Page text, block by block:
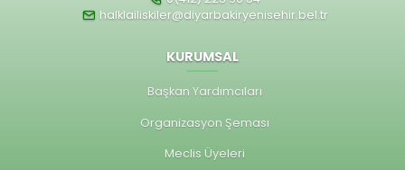
halklailiskiler@diyarbakiryenisehir.bel.tr
KURUMSAL
Başkan Yardımcıları
Organizasyon Şeması
Meclis Üyeleri